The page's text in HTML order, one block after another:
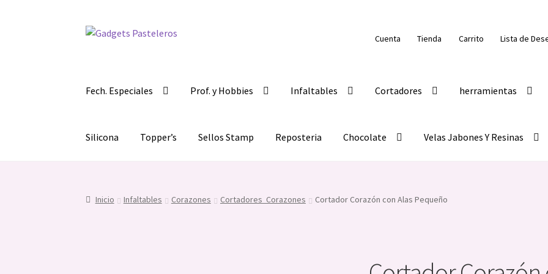
Ir
Ir
Cuenta Tienda Carrito Lista de
Fech. Especiales Prof. y Hobbies Infaltables Cortadores herramientas
Silicona Topper’s Sellos Stamp Reposteria Chocolate Velas Jabones Y Resinas
Inicio Infaltables Corazones Cortadores Corazones Cortador Corazón con Alas Pequeño